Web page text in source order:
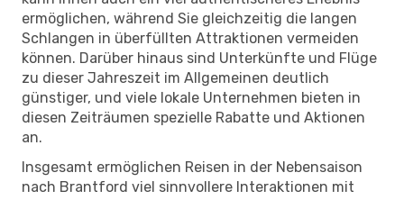
ermöglichen, während Sie gleichzeitig die langen
Schlangen in überfüllten Attraktionen vermeiden
können. Darüber hinaus sind Unterkünfte und Flüge
zu dieser Jahreszeit im Allgemeinen deutlich
günstiger, und viele lokale Unternehmen bieten in
diesen Zeiträumen spezielle Rabatte und Aktionen
an.
Insgesamt ermöglichen Reisen in der Nebensaison
nach Brantford viel sinnvollere Interaktionen mit